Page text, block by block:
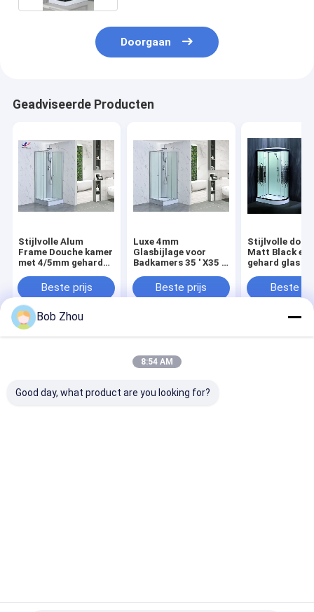
Doorgaan
Geadviseerde Producten
Stijlvolle Alum
Frame Douche kamer
met 4/5mm gehard
duurzaamBeste prijs
Luxe 4mm
Glasbijlage voor
Badkamers 35 ' X35 '
Beste prijs
Stijlvolle
Matt Black en
gehard glas
Beste
Thuis
Ongeveer
Contacteer
Desktop
Sitemap
Privacybeleid
Aidele Sanitary Ware Co., Ltd.. All Rights Reserved.
Bob Zhou
8:54 AM
Good day, what product are you looking for?